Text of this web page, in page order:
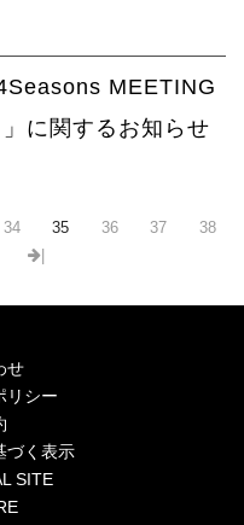
MEETING
に関するお知らせ
34 35 36 37
38
せ
リシー
づく表示
SITE